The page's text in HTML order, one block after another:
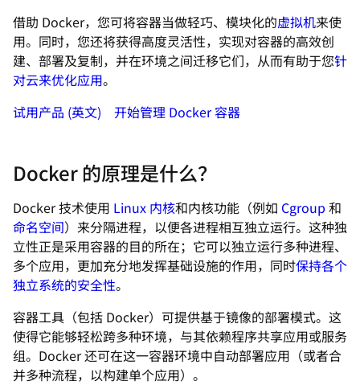
借助 Docker，您可将容器当做轻巧、模块化的虚拟机来使
用。同时，您还将获得高度灵活性，实现对容器的高效创
建、部署及复制，并在环境之间迁移它们，从而有助于您针
对云来优化应用。
试用产品 (英文)
开始管理 Docker 容器
Docker 的原理是什么？
Docker 技术使用 Linux 内核和内核功能（例如 Cgroup 和
命名空间）来分隔进程，以便各进程相互独立运行。这种独
立性正是采用容器的目的所在；它可以独立运行多种进程、
多个应用，更加充分地发挥基础设施的作用，同时保持各个
独立系统的安全性。
容器工具（包括 Docker）可提供基于镜像的部署模式。这
使得它能够轻松跨多种环境，与其依赖程序共享应用或服务
组。Docker 还可在这一容器环境中自动部署应用（或者合
并多种流程，以构建单个应用）。